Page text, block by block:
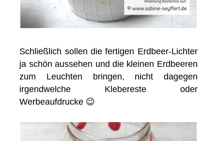
Schließlich sollen die fertigen Erdbeer-Lichter
ja schön aussehen und die kleinen Erdbeeren
zum Leuchten bringen, nicht dagegen
irgendwelche Klebereste oder
Werbeaufdrucke 😉